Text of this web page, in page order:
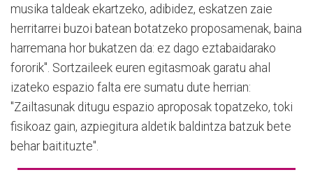
musika taldeak ekartzeko, adibidez, eskatzen zaie
herritarrei buzoi batean botatzeko proposamenak, baina
harremana hor bukatzen da: ez dago eztabaidarako
fororik". Sortzaileek euren egitasmoak garatu ahal
izateko espazio falta ere sumatu dute herrian:
"Zailtasunak ditugu espazio aproposak topatzeko, toki
fisikoaz gain, azpiegitura aldetik baldintza batzuk bete
behar baitituzte".